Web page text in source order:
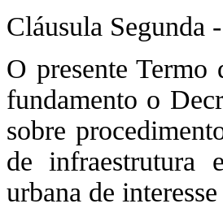
Cláusula Segunda
O presente Termo
fundamento o
sobre
de infraestrutura
urbana de